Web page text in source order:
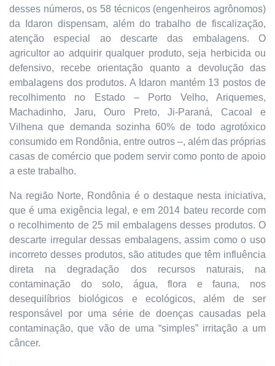
desses números, os 58 técnicos (engenheiros agrônomos)
da Idaron dispensam, além do trabalho de fiscalização,
atenção especial ao descarte das embalagens. O
agricultor ao adquirir qualquer produto, seja herbicida ou
defensivo, recebe orientação quanto a devolução das
embalagens dos produtos. A Idaron mantém 13 postos de
recolhimento no Estado – Porto Velho, Ariquemes,
Machadinho, Jaru, Ouro Preto, Ji-Paraná, Cacoal e
Vilhena que demanda sozinha 60% de todo agrotóxico
consumido em Rondônia, entre outros –, além das próprias
casas de comércio que podem servir como ponto de apoio
a este trabalho.
Na região Norte, Rondônia é o destaque nesta iniciativa,
que é uma exigência legal, e em 2014 bateu recorde com
o recolhimento de 25 mil embalagens desses produtos. O
descarte irregular dessas embalagens, assim como o uso
incorreto desses produtos, são atitudes que têm influência
direta na degradação dos recursos naturais, na
contaminação do solo, água, flora e fauna, nos
desequilíbrios biológicos e ecológicos, além de ser
responsável por uma série de doenças causadas pela
contaminação, que vão de uma “simples” irritação a um
câncer.